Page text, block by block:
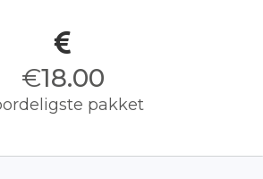
€18.00
pakket